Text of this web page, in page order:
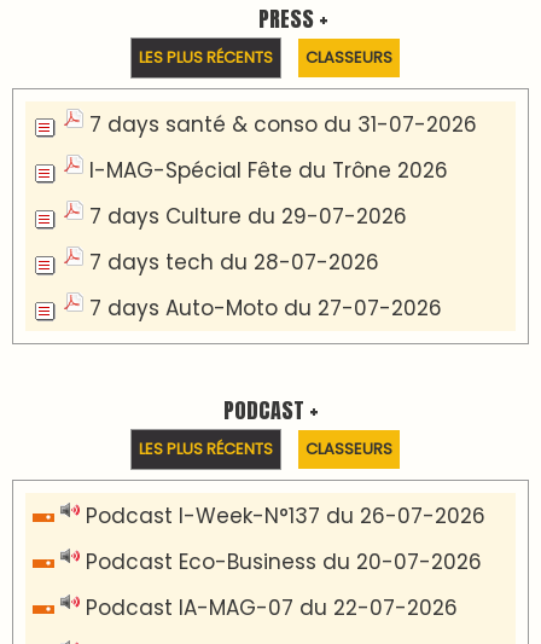
Podcast Eco-Business du 20-07-2026
Podcast IA-MAG-07 du 22-07-2026
Podcast I-Week N°136-19-07-2026
Podcast I-débats N31 du 18-07-2026
Communiqué de presse
Marrakech : le Musée Yves Saint Laurent fait
du mois d'août un rendez-vous
VIDÉOS & CLIP +